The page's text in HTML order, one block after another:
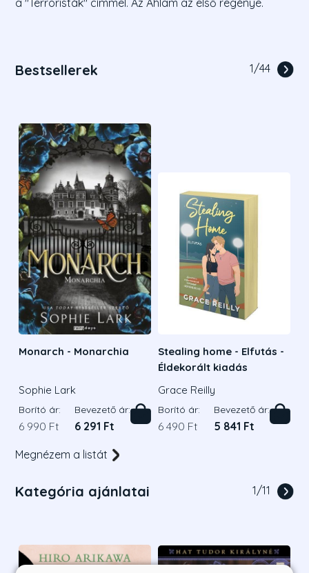
Bestsellerek 1/44
Monarch - Monarchia
Sophie Lark
Borító ár:
6 990 Ft
Bevezető ár:
6 291 Ft
Stealing home - Elfutás -
Éldekorált kiadás
Grace Reilly
Borító ár:
6 490 Ft
Bevezető ár:
5 841 Ft
Megnézem a listát
Kategória ajánlatai 1/11